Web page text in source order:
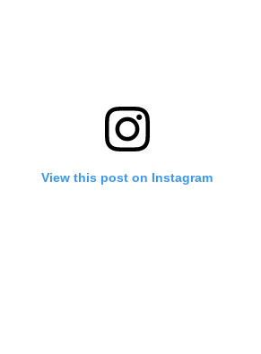
View this post on Instagram